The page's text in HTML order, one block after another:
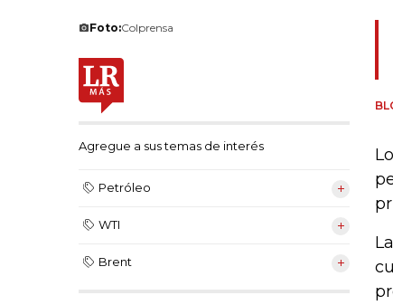
Foto:Colprensa
Agregue a sus temas de interés
Petróleo
WTI
Brent